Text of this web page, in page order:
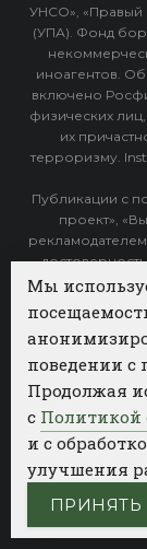
УНСО», «Правый
(УПА). Фонд
иноагентов.
включено
физических
их
терроризму.
Публикации с
проект»,
РЕГИОНЫ
Мы
поведении
Продолжая
с Политикой
и с
улучшения
ПРИНЯТЬ